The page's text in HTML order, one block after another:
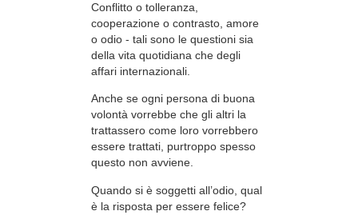
Conflitto o tolleranza,
cooperazione o contrasto, amore
o odio - tali sono le questioni sia
della vita quotidiana che degli
affari internazionali.
Anche se ogni persona di buona
volontà vorrebbe che gli altri la
trattassero come loro vorrebbero
essere trattati, purtroppo spesso
questo non avviene.
Quando si è soggetti all’odio, qual
è la risposta per essere felice?